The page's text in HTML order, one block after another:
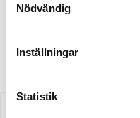
Nödvändig
Inställningar
Statistik
Minsta beställning: 0.5 m